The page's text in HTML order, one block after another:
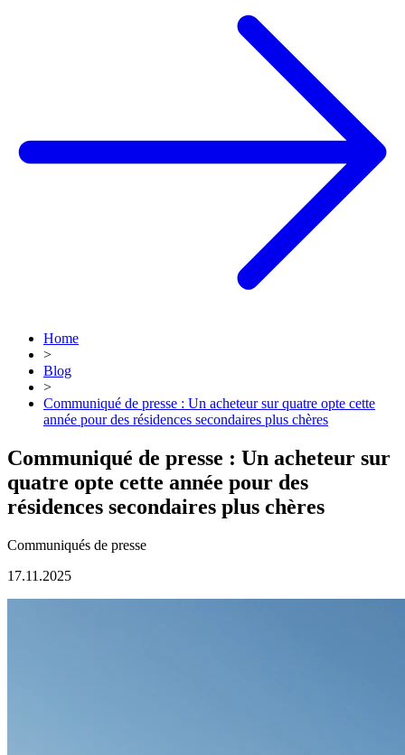
Home
>
Blog
>
Communiqué de presse : Un acheteur sur quatre opte cette
année pour des résidences secondaires plus chères
Communiqué de presse : Un acheteur sur
quatre opte cette année pour des
résidences secondaires plus chères
Communiqués de presse
17.11.2025